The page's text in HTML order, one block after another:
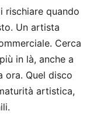
rischiare quando
Un artista
Cerca
in là, anche a
ora. Quel disco
artistica,